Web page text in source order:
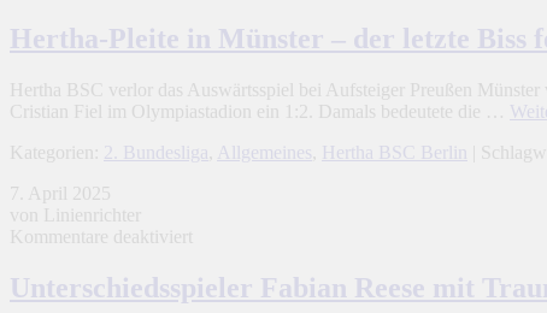
Pleite
in
–
der
Biss
Hertha-Pleite in Münster – der letzte Biss
Hertha BSC verlor das Auswärtsspiel bei Aufsteiger Preußen
Cristian Fiel im Olympiastadion ein 1:2. Damals bedeutete die …
Kategorien:
2. Bundesliga Allgemeines Hertha BSC Berlin |
7. April 2025
von Linienrichter
Kommentare deaktiviert
Fabian
Reese
Unterschiedsspieler Fabian Reese mit